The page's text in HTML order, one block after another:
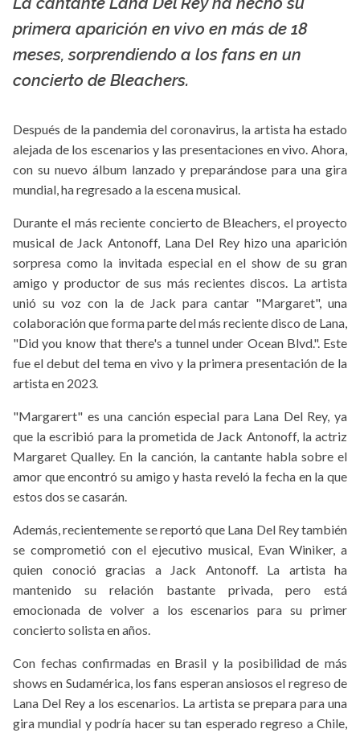
La X mas música
primera aparición en vivo en más de 18
meses, sorprendiendo a los fans en un
concierto de Bleachers.
Después de la pandemia del coronavirus, la artista ha estado
alejada de los escenarios y las presentaciones en vivo. Ahora,
con su nuevo álbum lanzado y preparándose para una gira
mundial, ha regresado a la escena musical.
Durante el más reciente concierto de Bleachers, el proyecto
musical de Jack Antonoff, Lana Del Rey hizo una aparición
sorpresa como la invitada especial en el show de su gran
amigo y productor de sus más recientes discos. La artista
unió su voz con la de Jack para cantar "Margaret", una
colaboración que forma parte del más reciente disco de Lana,
"Did you know that there's a tunnel under Ocean Blvd.". Este
fue el debut del tema en vivo y la primera presentación de la
artista en 2023.
"Margarert" es una canción especial para Lana Del Rey, ya
que la escribió para la prometida de Jack Antonoff, la actriz
Margaret Qualley. En la canción, la cantante habla sobre el
amor que encontró su amigo y hasta reveló la fecha en la que
estos dos se casarán.
Además, recientemente se reportó que Lana Del Rey también
se comprometió con el ejecutivo musical, Evan Winiker, a
quien conoció gracias a Jack Antonoff. La artista ha
mantenido su relación bastante privada, pero está
emocionada de volver a los escenarios para su primer
concierto solista en años.
Con fechas confirmadas en Brasil y la posibilidad de más
shows en Sudamérica, los fans esperan ansiosos el regreso de
Lana Del Rey a los escenarios. La artista se prepara para una
gira mundial y podría hacer su tan esperado regreso a Chile,